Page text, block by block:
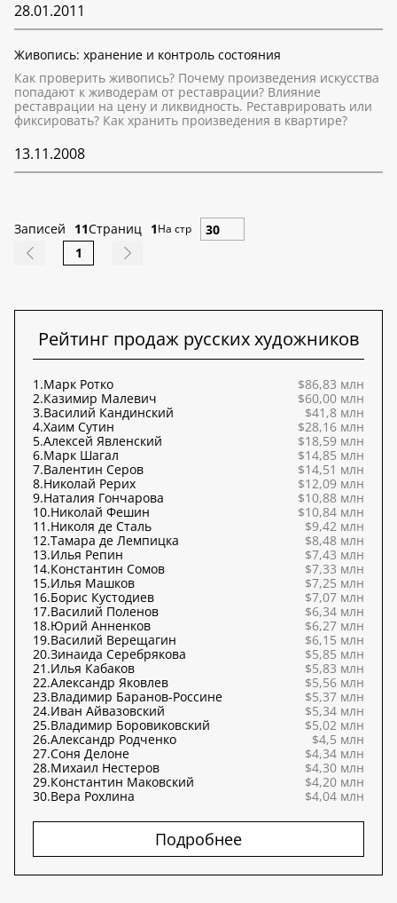
28.01.2011
Живопись: хранение и контроль состояния
Как проверить живопись? Почему произведения искусства
попадают к живодерам от реставрации? Влияние
реставрации на цену и ликвидность. Реставрировать или
фиксировать? Как хранить произведения в квартире?
13.11.2008
Записей 11Страниц 1На стр
1
Рейтинг продаж русских художников
1.Марк Ротко
$86,83 млн
2.Казимир Малевич
$60,00 млн
3.Василий Кандинский
$41,8 млн
4.Хаим Сутин
$28,16 млн
5.Алексей Явленский
$18,59 млн
6.Марк Шагал
$14,85 млн
7.Валентин Серов
$14,51 млн
8.Николай Рерих
$12,09 млн
9.Наталия Гончарова
$10,88 млн
10.Николай Фешин
$10,84 млн
11.Николя де Сталь
$9,42 млн
12.Тамара де Лемпицка
$8,48 млн
13.Илья Репин
$7,43 млн
14.Константин Сомов
$7,33 млн
15.Илья Машков
$7,25 млн
16.Борис Кустодиев
$7,07 млн
17.Василий Поленов
$6,34 млн
18.Юрий Анненков
$6,27 млн
19.Василий Верещагин
$6,15 млн
20.Зинаида Серебрякова
$5,85 млн
21.Илья Кабаков
$5,83 млн
22.Александр Яковлев
$5,56 млн
23.Владимир Баранов-Россине
$5,37 млн
24.Иван Айвазовский
$5,34 млн
25.Владимир Боровиковский
$5,02 млн
26.Александр Родченко
$4,5 млн
27.Соня Делоне
$4,34 млн
28.Михаил Нестеров
$4,30 млн
29.Константин Маковский
$4,20 млн
30.Вера Рохлина $4,04 млн
Подробнее